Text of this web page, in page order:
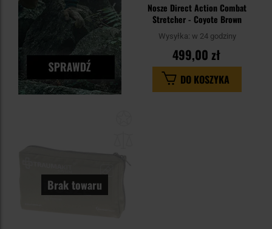
Nosze Direct Action Combat
Stretcher - Coyote Brown
Wysyłka: w 24 godziny
499,00 zł
DO KOSZYKA
Brak towaru